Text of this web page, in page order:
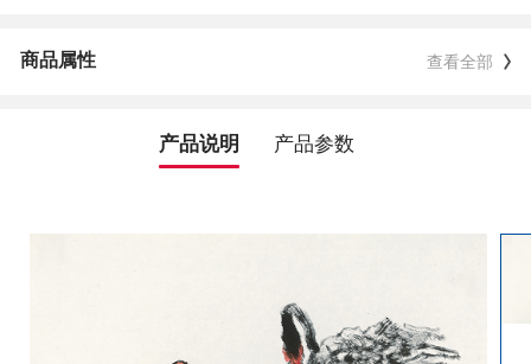
商品属性 查看全部
产品说明 产品参数